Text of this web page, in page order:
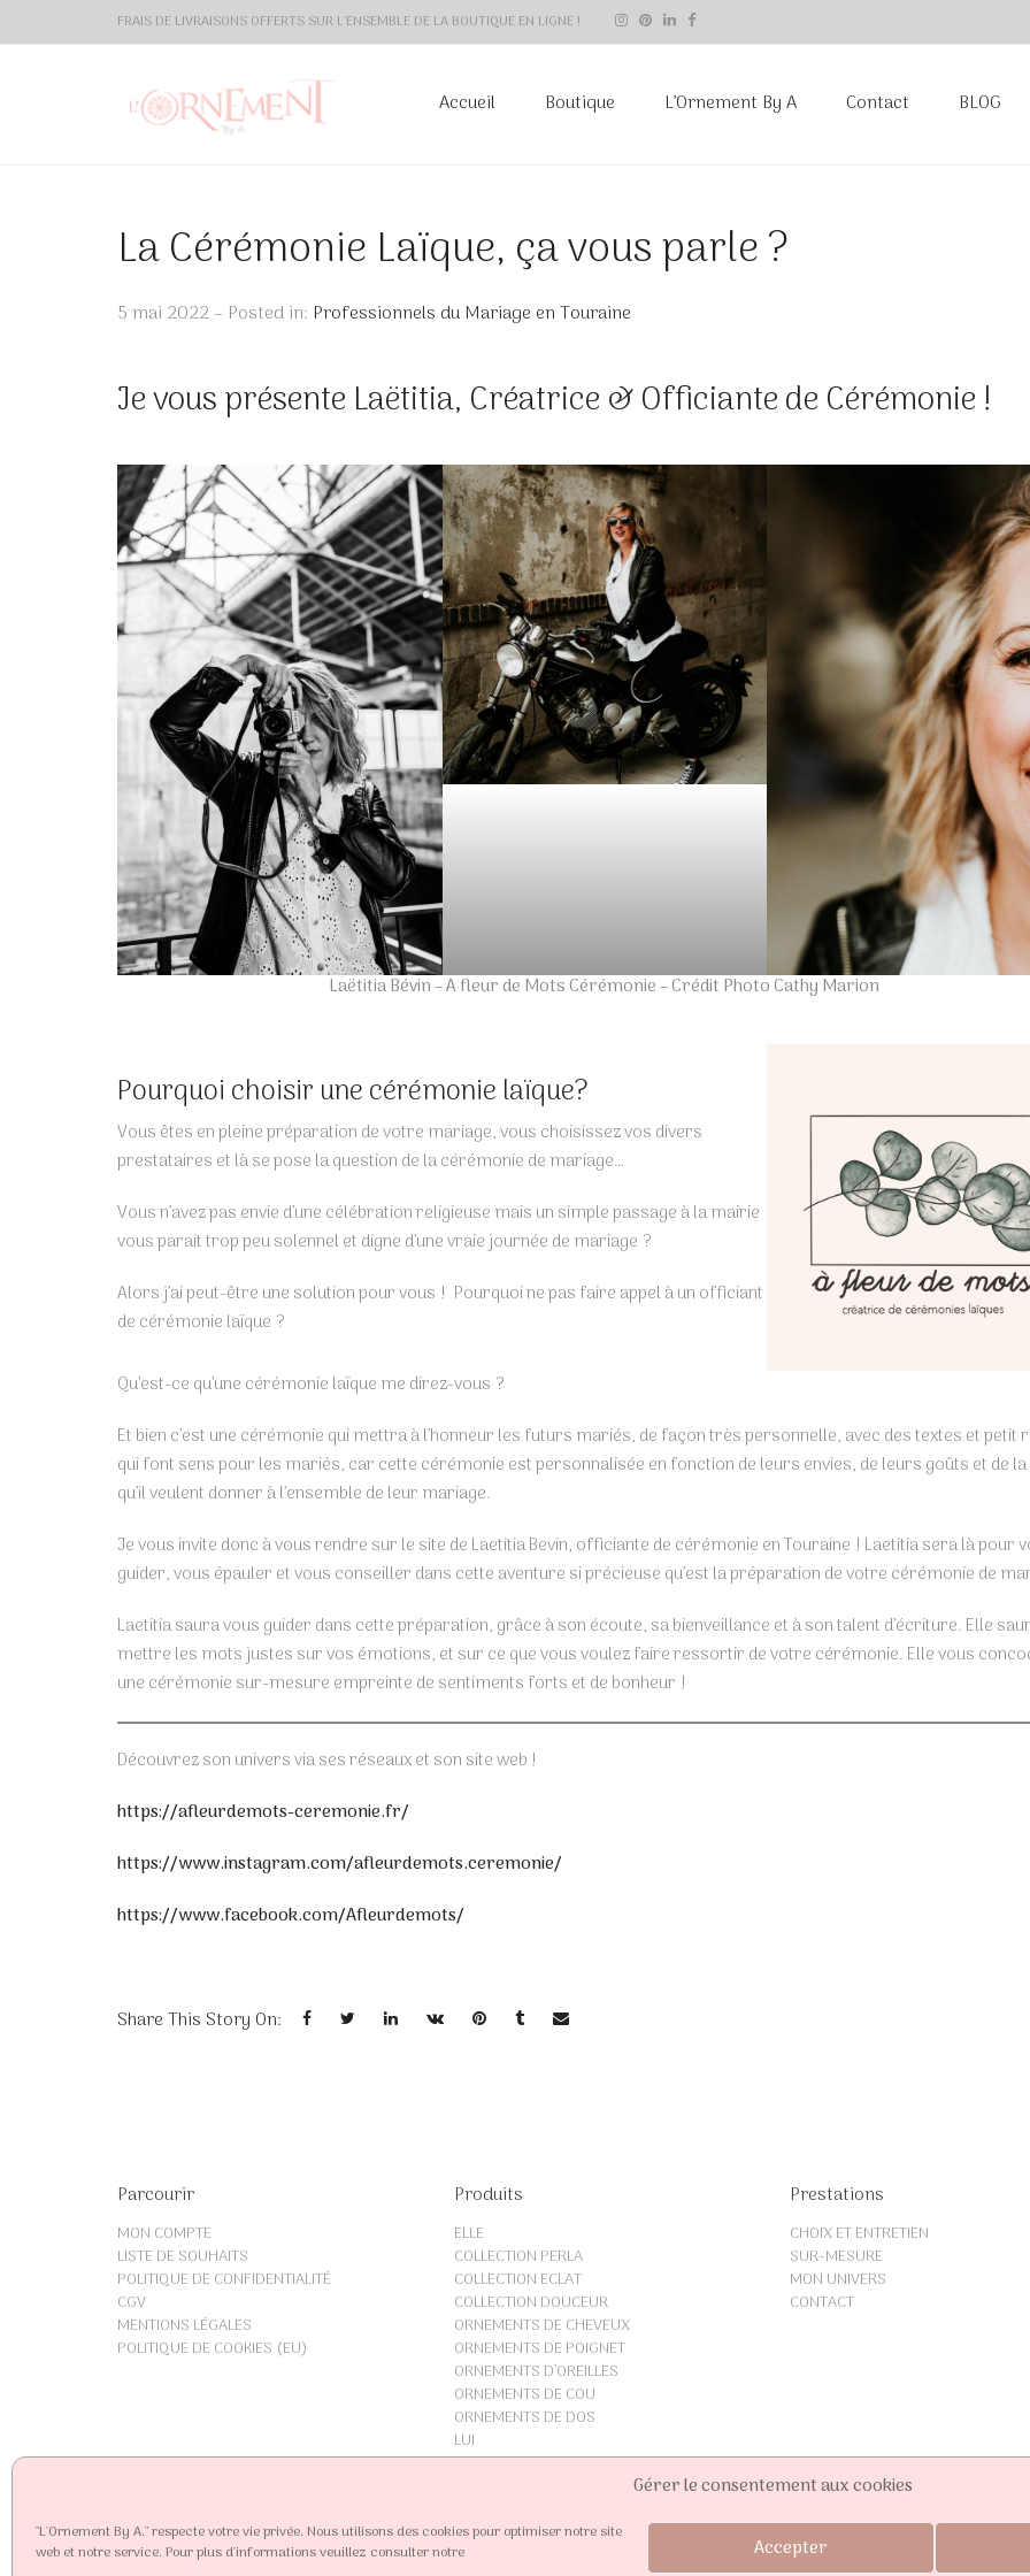
Gérer le consentement aux cookies
"L'Ornement By A." respecte votre vie privée. Nous utilisons des cookies pour optimiser notre site
web et notre service. Pour plus d'informations veuillez consulter notre
Accepter
FRAIS DE LIVRAISONS OFFERTS SUR L'ENSEMBLE DE LA BOUTIQUE EN LIGNE !
Accueil Boutique L’Ornement By A Contact BLOG
La Cérémonie Laïque, ça vous parle ?
5 mai 2022 – Posted in: Professionnels du Mariage en Touraine
Je vous présente Laëtitia, Créatrice & Officiante de Cérémonie !
Laëtitia Bévin – A fleur de Mots Cérémonie – Crédit Photo Cathy Marion
Pourquoi choisir une cérémonie laïque?
Vous êtes en pleine préparation de votre mariage, vous choisissez vos divers
prestataires et là se pose la question de la cérémonie de mariage…
Vous n’avez pas envie d’une célébration religieuse mais un simple passage à la mairie
vous parait trop peu solennel et digne d’une vraie journée de mariage ?
Alors j’ai peut-être une solution pour vous ! Pourquoi ne pas faire appel à un officiant
de cérémonie laïque ?
Qu’est-ce qu’une cérémonie laïque me direz-vous ?
Et bien c’est une cérémonie qui mettra à l’honneur les futurs mariés, de façon très personnelle, avec des textes et petit
qui font sens pour les mariés, car cette cérémonie est personnalisée en fonction de leurs envies, de leurs goûts et de
qu’il veulent donner à l’ensemble de leur mariage.
Je vous invite donc à vous rendre sur le site de Laetitia Bevin, officiante de cérémonie en Touraine ! Laetitia sera là pour
guider, vous épauler et vous conseiller dans cette aventure si précieuse qu’est la préparation de votre cérémonie de
Laetitia saura vous guider dans cette préparation, grâce à son écoute, sa bienveillance et à son talent d’écriture. Elle
mettre les mots justes sur vos émotions, et sur ce que vous voulez faire ressortir de votre cérémonie. Elle vous
une cérémonie sur-mesure empreinte de sentiments forts et de bonheur !
Découvrez son univers via ses réseaux et son site web !
https://afleurdemots-ceremonie.fr/
https://www.instagram.com/afleurdemots.ceremonie/
https://www.facebook.com/Afleurdemots/
Share This Story On:
Parcourir
MON COMPTE
LISTE DE SOUHAITS
POLITIQUE DE CONFIDENTIALITÉ
CGV
MENTIONS LÉGALES
POLITIQUE DE COOKIES (EU)
Produits
ELLE
COLLECTION PERLA
COLLECTION ECLAT
COLLECTION DOUCEUR
ORNEMENTS DE CHEVEUX
ORNEMENTS DE POIGNET
ORNEMENTS D’OREILLES
ORNEMENTS DE COU
ORNEMENTS DE DOS
LUI
Prestations
CHOIX ET ENTRETIEN
SUR-MESURE
MON UNIVERS
CONTACT
L'Ornement by A David Poudray Paiement 100% sécurisé - Visa,